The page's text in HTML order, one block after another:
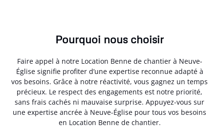
Pourquoi nous choisir
Faire appel à notre Location Benne de chantier à Neuve-
Église signifie profiter d’une expertise reconnue adapté à
vos besoins. Grâce à notre réactivité, vous gagnez un temps
précieux. Le respect des engagements est notre priorité,
sans frais cachés ni mauvaise surprise. Appuyez-vous sur
une expertise ancrée à Neuve-Église pour tous vos besoins
en Location Benne de chantier.